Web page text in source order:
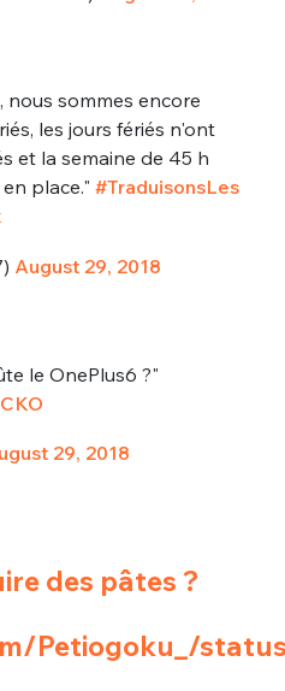
nous sommes encore
les jours fériés n'ont
et la semaine de 45 h
place." #TraduisonsLes
August 29, 2018
le OnePlus6 ?"
29, 2018
des pâtes ?
Petiogoku_/